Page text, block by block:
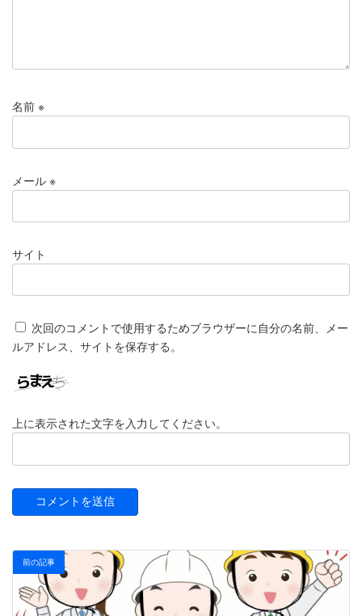
名前 ※
メール ※
サイト
次回のコメントで使用するためブラウザーに自分の名前、メー
ルアドレス、サイトを保存する。
上に表示された文字を入力してください。
前の記事